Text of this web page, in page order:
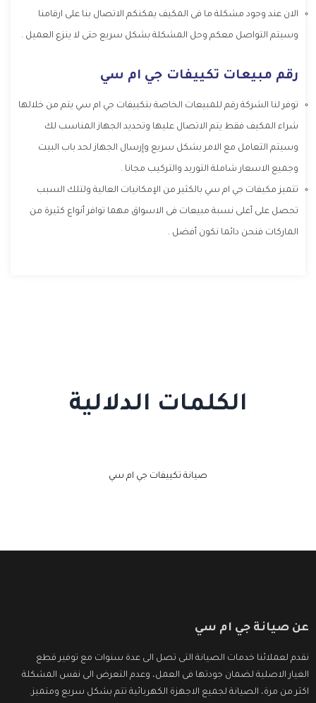
الان عند وجود مشكلة ما فى المكيف يمكنكم الاتصال بنا على ارقامنا
وسيتم التواصل معكم وحل المشكلة بشكل سريع حتى لا ينزع العميل .
رقم مبيعات تكييفات جي ام سي
توفر لنا الشركة رقم للمبيعات الخاصة بتكييفات جي ام سي يتم من خلالها
شراء المكيف فقط يتم الاتصال عليها وتحديد الجهاز المناسب لك
وسيتم التعامل مع الامر بشكل سريع وإرسال الجهاز لحد باب البيت
وجميع الاسعار شاملة التوريد والتركيب مجانا .
تتميز مكيفات جي ام سي بالكثير من الإمكانيات العالية ولتلك السبب
تحصل على أعلى نسبة مبيعات فى الاسواق مهما توافر أنواع كثيرة من
الماركات فنحن دائما نكون أفضل .
الكلمات الدلالية
صيانة تكييفات جي ام سي
عن صيانة جي ام سي
نقدم لعملائنا خدمات الصيانة التى تصل الى عدة سنوات مع توفير قطع
الغيار الاصلية لضمان جودتها فى العمل، وعدم التعرض الى نفس المشكلة
اكثر من مرة، الصيانة لجميع الاجهزة الكهربائية تتم بشكل سريع ومتميز.